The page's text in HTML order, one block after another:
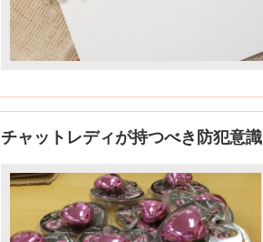
チャットレディが持つべき防犯意識